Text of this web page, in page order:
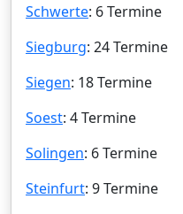
Schwerte: 6 Termine
Siegburg: 24 Termine
Siegen: 18 Termine
Soest: 4 Termine
Solingen: 6 Termine
Steinfurt: 9 Termine